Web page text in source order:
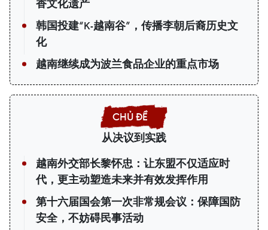
香文化遗产
韩国投建“K-越南谷”，传播李朝后裔历史文
化
越南继续成为波兰食品企业的重点市场
从决议到实践
越南外交部长黎怀忠：让东盟不仅适应时
代，更主动塑造未来并有效发挥作用
第十六届国会第一次非常规会议：保障国防
安全，不妨碍民事活动